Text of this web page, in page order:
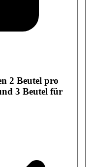
2 Beutel pro
3 Beutel für